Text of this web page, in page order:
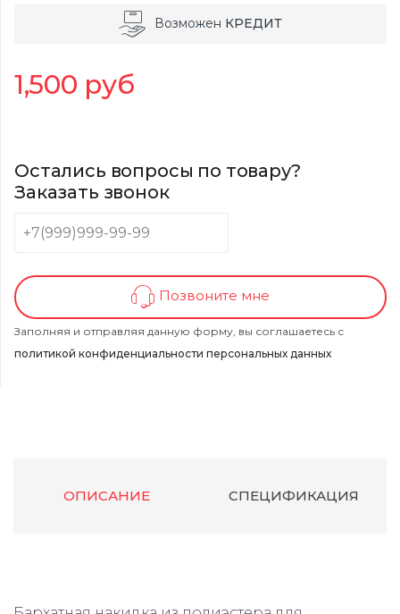
Возможен КРЕДИТ
1,500 руб
Остались вопросы по товару?
Заказать звонок
Позвоните мне
Заполняя и отправляя данную форму, вы соглашаетесь с
политикой конфиденциальности персональных данных
ОПИСАНИЕ СПЕЦИФИКАЦИЯ